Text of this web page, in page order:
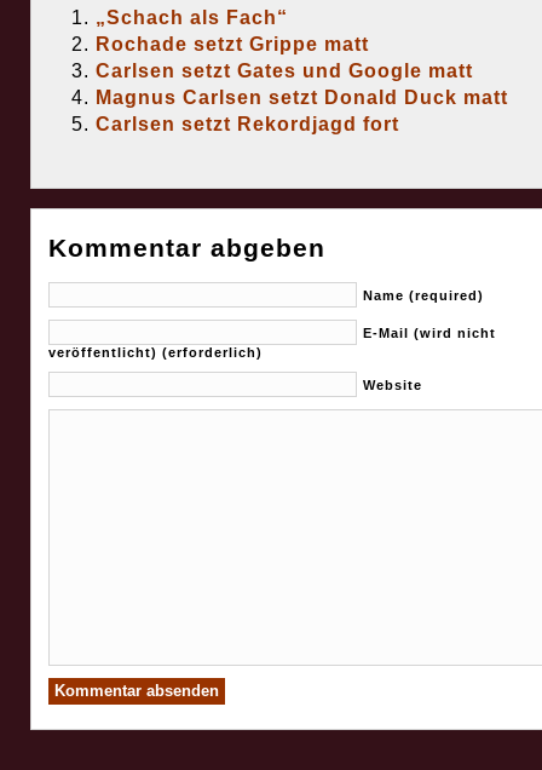
„Schach als Fach“
Rochade setzt Grippe matt
Carlsen setzt Gates und Google matt
Magnus Carlsen setzt Donald Duck matt
Carlsen setzt Rekordjagd fort
Kommentar abgeben
Name (required)
E-Mail (wird nicht
veröffentlicht) (erforderlich)
Website